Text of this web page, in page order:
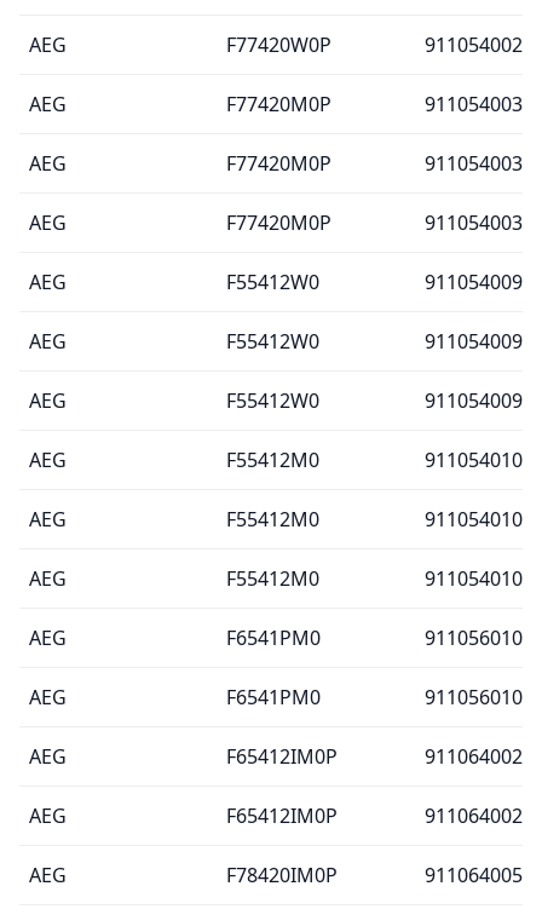
AEG F77420W0P 911054002
AEG F77420M0P 911054003
AEG F77420M0P 911054003
AEG F77420M0P 911054003
AEG F55412W0 911054009
AEG F55412W0 911054009
AEG F55412W0 911054009
AEG F55412M0 911054010
AEG F55412M0 911054010
AEG F55412M0 911054010
AEG F6541PM0 911056010
AEG F6541PM0 911056010
AEG F65412IM0P 911064002
AEG F65412IM0P 911064002
AEG F78420IM0P 911064005